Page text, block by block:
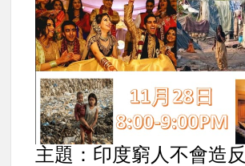
主題：印度窮人不會造反